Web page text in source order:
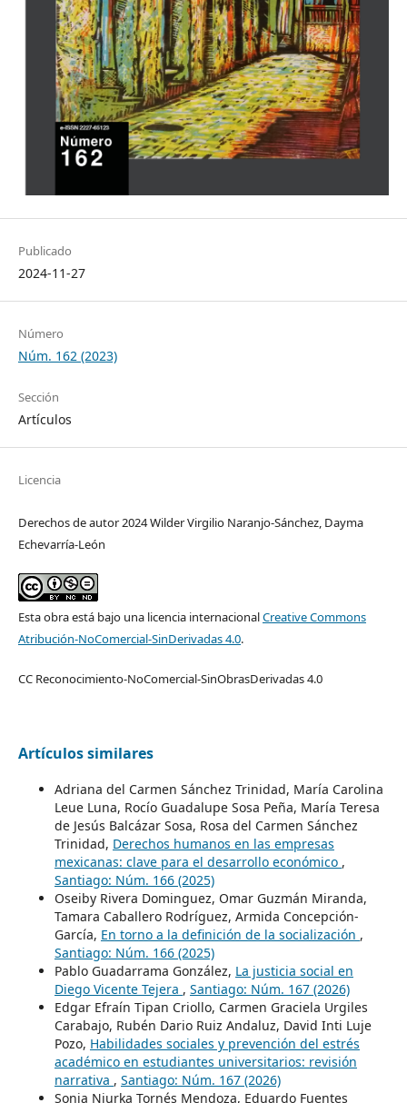
Publicado
2024-11-27
Número
Núm. 162 (2023)
Sección
Artículos
Licencia
Derechos de autor 2024 Wilder Virgilio Naranjo-Sánchez, Dayma
Echevarría-León
Esta obra está bajo una licencia internacionalCreative Commons
Atribución-NoComercial-SinDerivadas 4.0.
CC Reconocimiento-NoComercial-SinObrasDerivadas 4.0
Artículos similares
Adriana del Carmen Sánchez Trinidad, María Carolina
Leue Luna, Rocío Guadalupe Sosa Peña, María Teresa
de Jesús Balcázar Sosa, Rosa del Carmen Sánchez
Trinidad, Derechos humanos en las empresas
mexicanas: clave para el desarrollo económico ,
Santiago: Núm. 166 (2025)
Oseiby Rivera Dominguez, Omar Guzmán Miranda,
Tamara Caballero Rodríguez, Armida Concepción-
García, En torno a la definición de la socialización ,
Santiago: Núm. 166 (2025)
Pablo Guadarrama González, La justicia social en
Diego Vicente Tejera , Santiago: Núm. 167 (2026)
Edgar Efraín Tipan Criollo, Carmen Graciela Urgiles
Carabajo, Rubén Dario Ruiz Andaluz, David Inti Luje
Pozo, Habilidades sociales y prevención del estrés
académico en estudiantes universitarios: revisión
narrativa , Santiago: Núm. 167 (2026)
Sonia Niurka Tornés Mendoza, Eduardo Fuentes